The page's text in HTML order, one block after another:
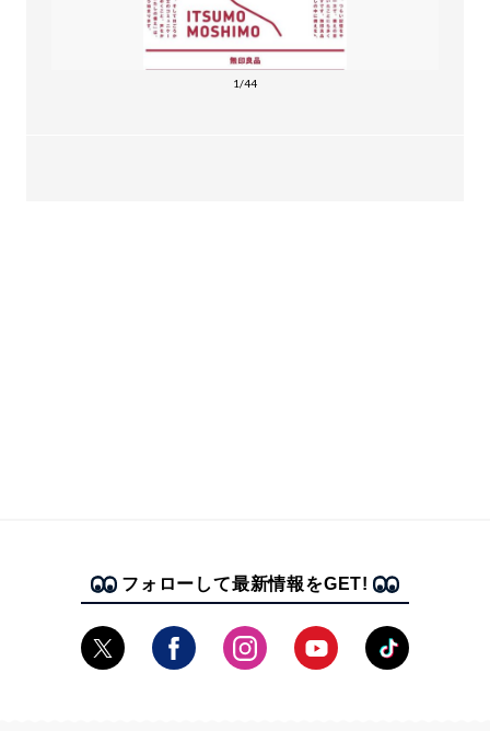
1/44
フォローして最新情報をGET!